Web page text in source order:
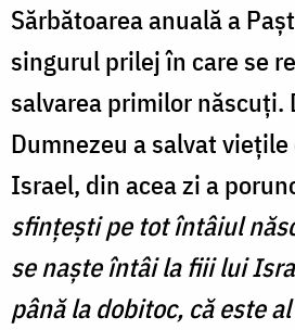
Sărbătoarea anuală a
singurul prilej în care se
salvarea primilor născuți.
Dumnezeu a salvat
Israel, din acea zi a
sfinţeşti pe tot întâiul
se naşte întâi la fiii lui
până la dobitoc, că este